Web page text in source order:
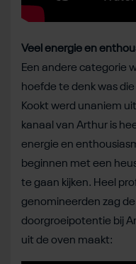
Veel energie en
Een andere categorie
hoefde te denk was
Kookt werd unaniem
kanaal van Arthur is
energie en
beginnen met een
te gaan kijken. Heel
genomineerden zag
doorgroeipotentie bij
uit de oven maakt: